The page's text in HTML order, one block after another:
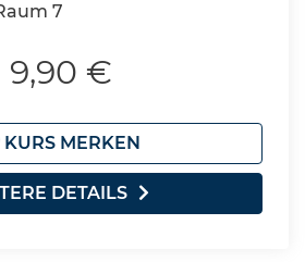
7
9,90 €
KURS MERKEN
DETAILS